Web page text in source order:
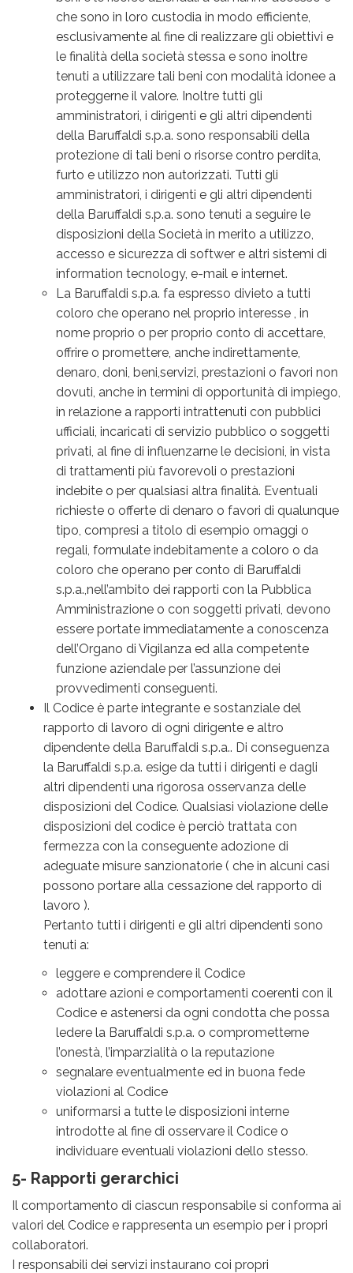
che sono in loro custodia in modo efficiente,
esclusivamente al fine di realizzare gli obiettivi e
le finalità della società stessa e sono inoltre
tenuti a utilizzare tali beni con modalità idonee a
proteggerne il valore. Inoltre tutti gli
amministratori, i dirigenti e gli altri dipendenti
della Baruffaldi s.p.a. sono responsabili della
protezione di tali beni o risorse contro perdita,
furto e utilizzo non autorizzati. Tutti gli
amministratori, i dirigenti e gli altri dipendenti
della Baruffaldi s.p.a. sono tenuti a seguire le
disposizioni della Società in merito a utilizzo,
accesso e sicurezza di softwer e altri sistemi di
information tecnology, e-mail e internet.
La Baruffaldi s.p.a. fa espresso divieto a tutti
coloro che operano nel proprio interesse , in
nome proprio o per proprio conto di accettare,
offrire o promettere, anche indirettamente,
denaro, doni, beni,servizi, prestazioni o favori non
dovuti, anche in termini di opportunità di impiego,
in relazione a rapporti intrattenuti con pubblici
ufficiali, incaricati di servizio pubblico o soggetti
privati, al fine di influenzarne le decisioni, in vista
di trattamenti più favorevoli o prestazioni
indebite o per qualsiasi altra finalità. Eventuali
richieste o offerte di denaro o favori di qualunque
tipo, compresi a titolo di esempio omaggi o
regali, formulate indebitamente a coloro o da
coloro che operano per conto di Baruffaldi
s.p.a.,nell’ambito dei rapporti con la Pubblica
Amministrazione o con soggetti privati, devono
essere portate immediatamente a conoscenza
dell’Organo di Vigilanza ed alla competente
funzione aziendale per l’assunzione dei
provvedimenti conseguenti.
Il Codice è parte integrante e sostanziale del
rapporto di lavoro di ogni dirigente e altro
dipendente della Baruffaldi s.p.a.. Di conseguenza
la Baruffaldi s.p.a. esige da tutti i dirigenti e dagli
altri dipendenti una rigorosa osservanza delle
disposizioni del Codice. Qualsiasi violazione delle
disposizioni del codice è perciò trattata con
fermezza con la conseguente adozione di
adeguate misure sanzionatorie ( che in alcuni casi
possono portare alla cessazione del rapporto di
lavoro ).
Pertanto tutti i dirigenti e gli altri dipendenti sono
tenuti a:
leggere e comprendere il Codice
adottare azioni e comportamenti coerenti con il
Codice e astenersi da ogni condotta che possa
ledere la Baruffaldi s.p.a. o comprometterne
l’onestà, l’imparzialità o la reputazione
segnalare eventualmente ed in buona fede
violazioni al Codice
uniformarsi a tutte le disposizioni interne
introdotte al fine di osservare il Codice o
individuare eventuali violazioni dello stesso.
5- Rapporti gerarchici
Il comportamento di ciascun responsabile si conforma ai
valori del Codice e rappresenta un esempio per i propri
collaboratori.
I responsabili dei servizi instaurano coi propri